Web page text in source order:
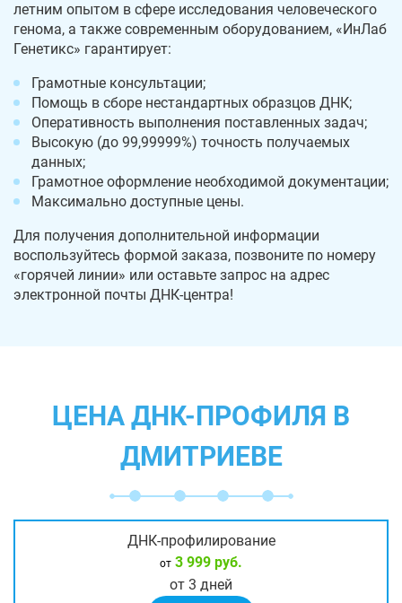
летним опытом в сфере исследования человеческого
генома, а также современным оборудованием, «ИнЛаб
Генетикс» гарантирует:
Грамотные консультации;
Помощь в сборе нестандартных образцов ДНК;
Оперативность выполнения поставленных задач;
Высокую (до 99,99999%) точность получаемых
данных;
Грамотное оформление необходимой документации;
Максимально доступные цены.
Для получения дополнительной информации
воспользуйтесь формой заказа, позвоните по номеру
«горячей линии» или оставьте запрос на адрес
электронной почты ДНК-центра!
ЦЕНА ДНК-ПРОФИЛЯ В
ДМИТРИЕВЕ
ДНК-профилирование
от 3 999 руб.
от 3 дней